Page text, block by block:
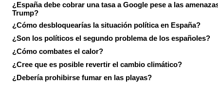
¿España debe cobrar una tasa a Google pese a las
Trump?
¿Cómo desbloquearías la situación política en España?
¿Son los políticos el segundo problema de los españoles?
¿Cómo combates el calor?
¿Cree que es posible revertir el cambio climático?
¿Debería prohibirse fumar en las playas?